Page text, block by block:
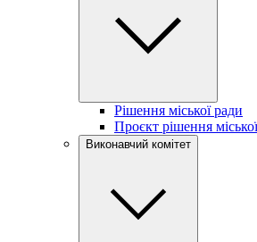
Рішення міської ради
Проєкт рішення
Виконавчий комітет